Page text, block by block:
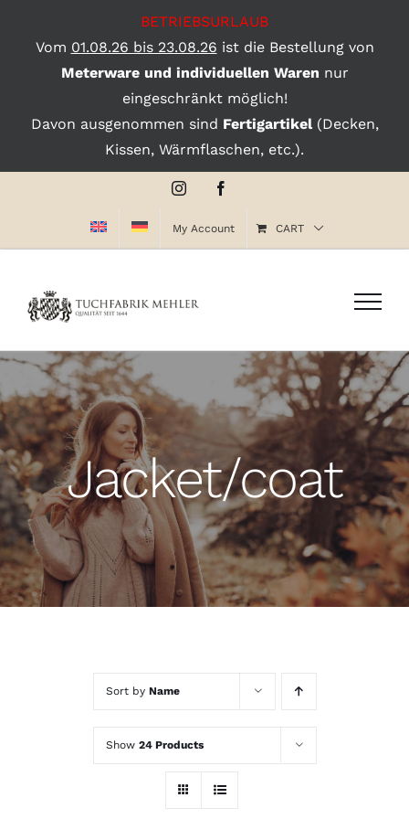
BETRIEBSURLAUB
Vom 01.08.26 bis 23.08.26 ist die Bestellung von
Meterware und individuellen Waren nur
eingeschränkt möglich!
Davon ausgenommen sind Fertigartikel(Decken,
Kissen, Wärmflaschen, etc.).
Instagram
My Account CART
Jacket/coat
Sort by Name
Show 24 Products